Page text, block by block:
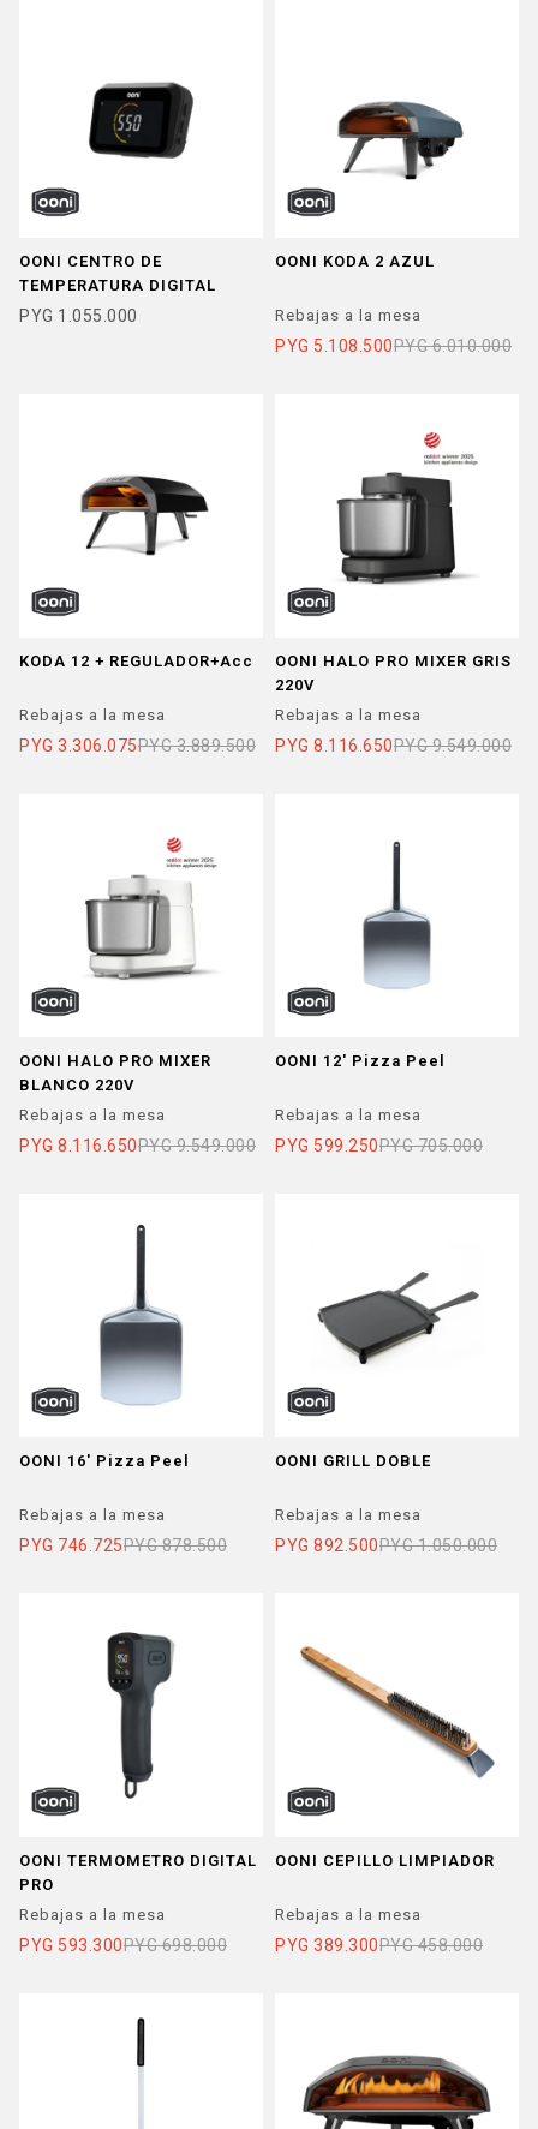
OONI CENTRO DE
TEMPERATURA DIGITAL
PYG 1.055.000
OONI KODA 2 AZUL
Rebajas a la mesa
PYG 5.108.500PYG 6.010.000
KODA 12 + REGULADOR+Acc
Rebajas a la mesa
PYG 3.306.075PYG 3.889.500
OONI HALO PRO MIXER GRIS
220V
Rebajas a la mesa
PYG 8.116.650PYG 9.549.000
OONI HALO PRO MIXER
BLANCO 220V
Rebajas a la mesa
PYG 8.116.650PYG 9.549.000
OONI 12' Pizza Peel
Rebajas a la mesa
PYG 599.250PYG 705.000
OONI 16' Pizza Peel
Rebajas a la mesa
PYG 746.725PYG 878.500
OONI GRILL DOBLE
Rebajas a la mesa
PYG 892.500PYG 1.050.000
OONI TERMOMETRO DIGITAL
PRO
Rebajas a la mesa
PYG 593.300PYG 698.000
OONI CEPILLO LIMPIADOR
Rebajas a la mesa
PYG 389.300PYG 458.000